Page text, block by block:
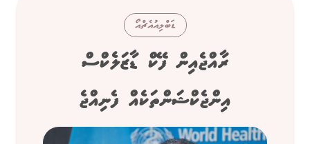
ޑަބްލިއުއެޗްއޯ
ރާއްޖެއިން ފޭކް ޑާޒަލެކްސް
އިންޖެކްޝަންތަކެއް ފެނިއްޖެ